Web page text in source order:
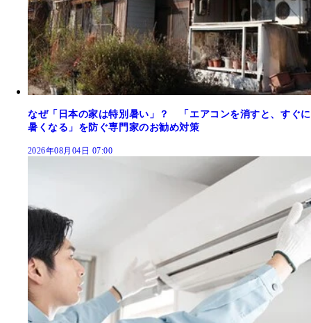
なぜ「日本の家は特別暑い」？ 「エアコンを消すと、すぐに
暑くなる」を防ぐ専門家のお勧め対策
2026年08月04日 07:00